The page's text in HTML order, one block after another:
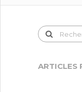
ARTICLES